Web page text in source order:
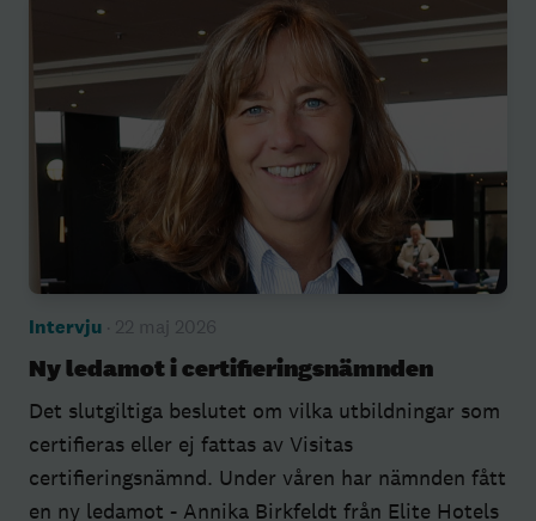
Intervju · 22 maj 2026
Ny ledamot i certifieringsnämnden
Det slutgiltiga beslutet om vilka utbildningar som
certifieras eller ej fattas av Visitas
certifieringsnämnd. Under våren har nämnden fått
en ny ledamot - Annika Birkfeldt från Elite Hotels